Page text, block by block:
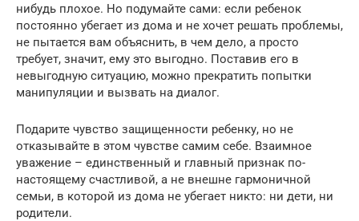
нибудь плохое. Но подумайте сами: если ребенок
постоянно убегает из дома и не хочет решать проблемы,
не пытается вам объяснить, в чем дело, а просто
требует, значит, ему это выгодно. Поставив его в
невыгодную ситуацию, можно прекратить попытки
манипуляции и вызвать на диалог.
Подарите чувство защищенности ребенку, но не
отказывайте в этом чувстве самим себе. Взаимное
уважение – единственный и главный признак по-
настоящему счастливой, а не внешне гармоничной
семьи, в которой из дома не убегает никто: ни дети, ни
родители.